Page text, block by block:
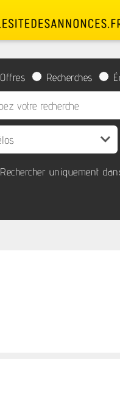
Offres Recherches
Rechercher uniquement